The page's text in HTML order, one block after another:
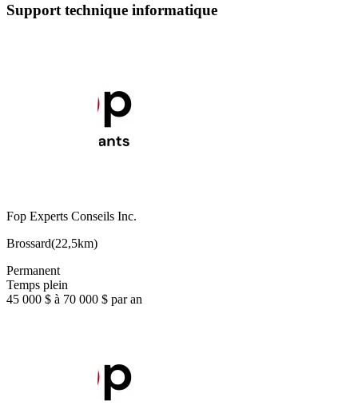
Support technique informatique
Fop Experts Conseils Inc.
Brossard(22,5km)
Permanent
Temps plein
45 000 $ à 70 000 $ par an